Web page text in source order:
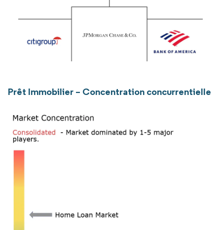
Prêt Immobilier – Concentration concurrentielle